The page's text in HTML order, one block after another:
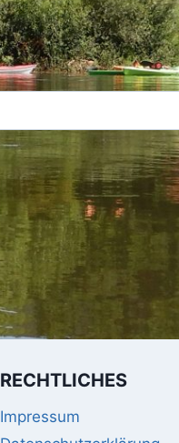
RECHTLICHES
Impressum